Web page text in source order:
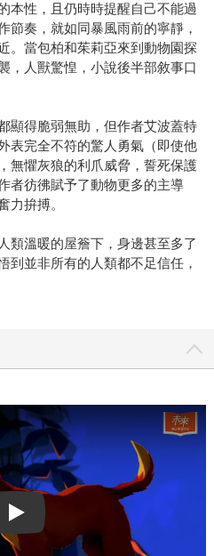
本性，且仍時時提醒自己不能過
節奏，就如同暴風雨前的寧靜，
。當包柏和茱莉亞來到動物園探
，人獸驚惶，小說後半部敘事口
顯得脆弱無助，但作者艾波蓋特
表完全不符的驚人勇氣（即使他
無懼灰狼的利爪威脅，誓死保護
者彷彿賦予了動物更多的主導
力拚搏。
類溫暖的屋簷下，身邊甚至多了
到並非所有的人類都不足信任，
Play video